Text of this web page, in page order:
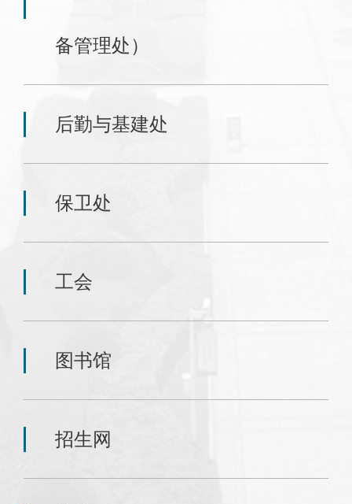
备管理处）
后勤与基建处
保卫处
工会
图书馆
招生网